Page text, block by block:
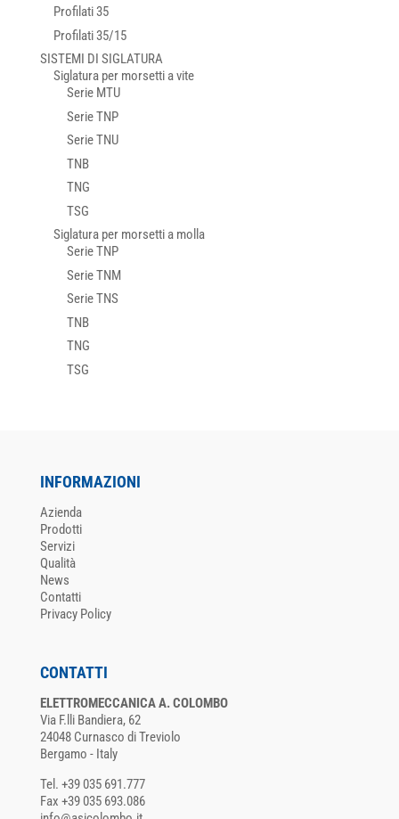
Profilati 35
Profilati 35/15
SISTEMI DI SIGLATURA
Siglatura per morsetti a vite
Serie MTU
Serie TNP
Serie TNU
TNB
TNG
TSG
Siglatura per morsetti a molla
Serie TNP
Serie TNM
Serie TNS
TNB
TNG
TSG
INFORMAZIONI
Azienda
Prodotti
Servizi
Qualità
News
Contatti
Privacy Policy
CONTATTI
ELETTROMECCANICA A. COLOMBO
Via F.lli Bandiera, 62
24048 Curnasco di Treviolo
Bergamo - Italy
Tel. +39 035 691.777
Fax +39 035 693.086